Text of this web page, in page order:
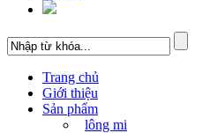
Trang chủ
Giới thiệu
Sản phẩm
lông mi